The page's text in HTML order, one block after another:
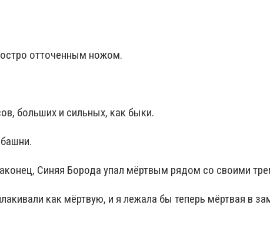
отточенным ножом.
больших и сильных, как быки.
Синяя Борода упал мёртвым рядом со своими
как мёртвую, и я лежала бы теперь мёртвая в